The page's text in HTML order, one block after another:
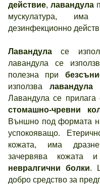
действие,лавандула
мускулатура,
дезинфекционно
Лавандула се
лавандула се
полезна при
използва лавандула
Лавандула се
стомашно-чревни
Външно под формата
успокояващо.
кожата, има
зачервява кожата
невралгични болки.
добро средство за